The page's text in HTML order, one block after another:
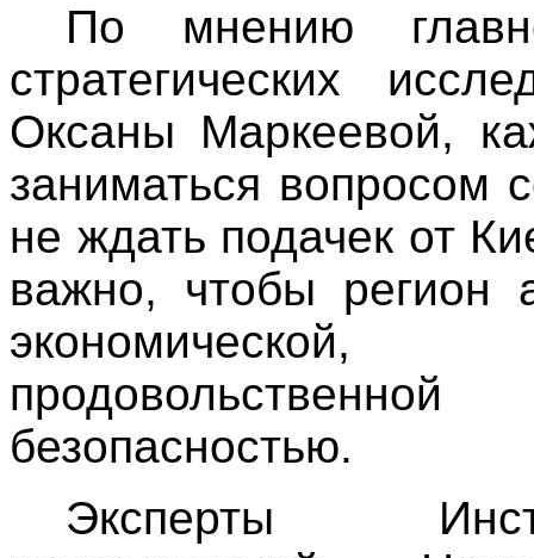
По мнению
стратегических
Оксаны Маркеевой,
заниматься вопросом
не ждать подачек от
важно, чтобы регион
безопасностью.
Эксперты